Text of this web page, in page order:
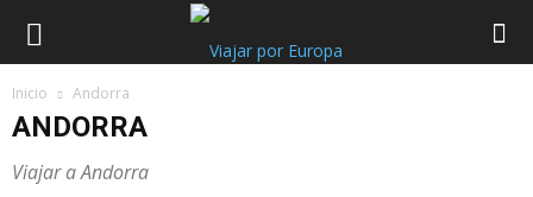
Viajar
por
Inicio Andorra
ANDORRA
Viajar a Andorra